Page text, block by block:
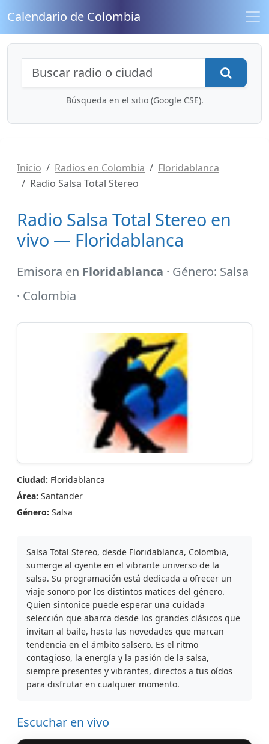
Calendario de Colombia
Búsqueda de radios y contenidos
Búsqueda en el sitio (Google CSE).
Inicio Radios en Colombia
Floridablanca
Radio Salsa Total Stereo
Radio Salsa Total Stereo en
vivo — Floridablanca
Emisora en Floridablanca · Género: Salsa
· Colombia
Ciudad: Floridablanca
Área: Santander
Género: Salsa
Salsa Total Stereo, desde Floridablanca, Colombia,
sumerge al oyente en el vibrante universo de la
salsa. Su programación está dedicada a ofrecer un
viaje sonoro por los distintos matices del género.
Quien sintonice puede esperar una cuidada
selección que abarca desde los grandes clásicos que
invitan al baile, hasta las novedades que marcan
tendencia en el ámbito salsero. Es el ritmo
contagioso, la energía y la pasión de la salsa,
siempre presentes y vibrantes, directos a tus oídos
para disfrutar en cualquier momento.
Escuchar en vivo